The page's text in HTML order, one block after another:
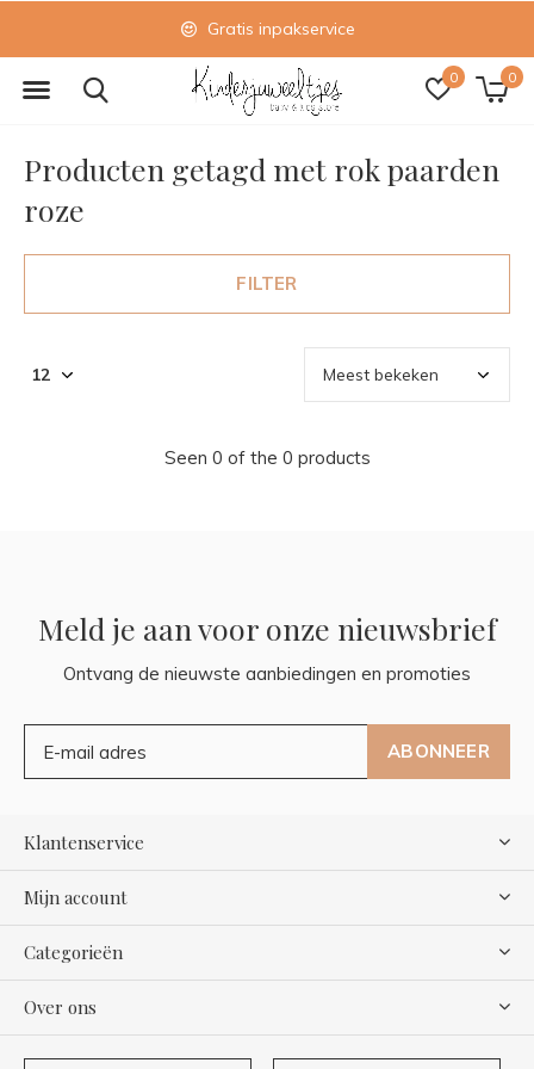
0 0
Gratis inpakservice
Producten getagd met rok paarden
roze
FILTER
Seen 0 of the 0 products
Meld je aan voor onze nieuwsbrief
Ontvang de nieuwste aanbiedingen en promoties
ABONNEER
Klantenservice
Mijn account
Categorieën
Over ons